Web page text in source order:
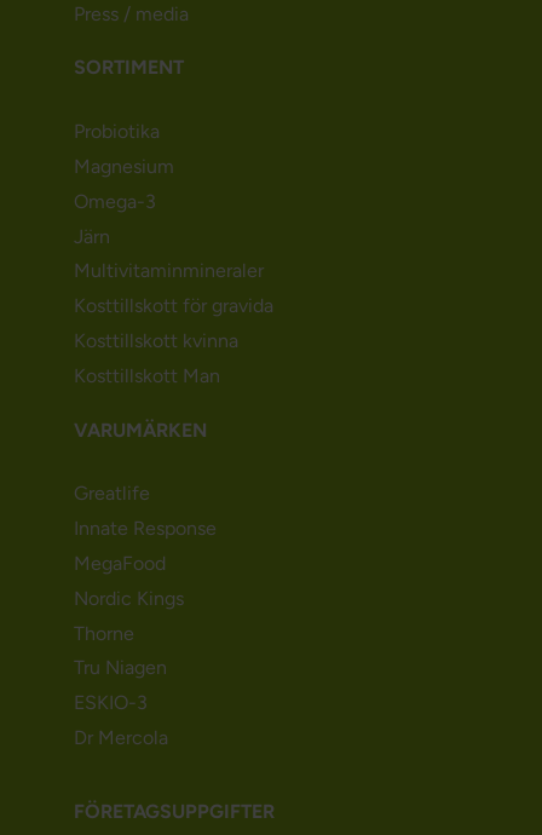
Press / media
SORTIMENT
Probiotika
Magnesium
Omega-3
Järn
Multivitaminmineraler
Kosttillskott för gravida
Kosttillskott kvinna
Kosttillskott Man
VARUMÄRKEN
Greatlife
Innate Response
MegaFood
Nordic Kings
Thorne
Tru Niagen
ESKIO-3
Dr Mercola
FÖRETAGSUPPGIFTER